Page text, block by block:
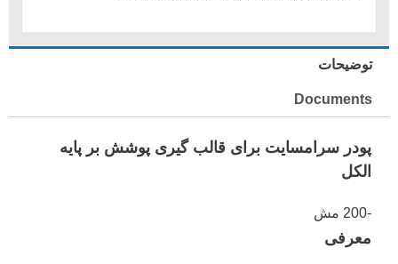
توضیحات
Documents
پودر سرامسایت برای قالب گیری پوشش بر پایه
الکل
معرفی